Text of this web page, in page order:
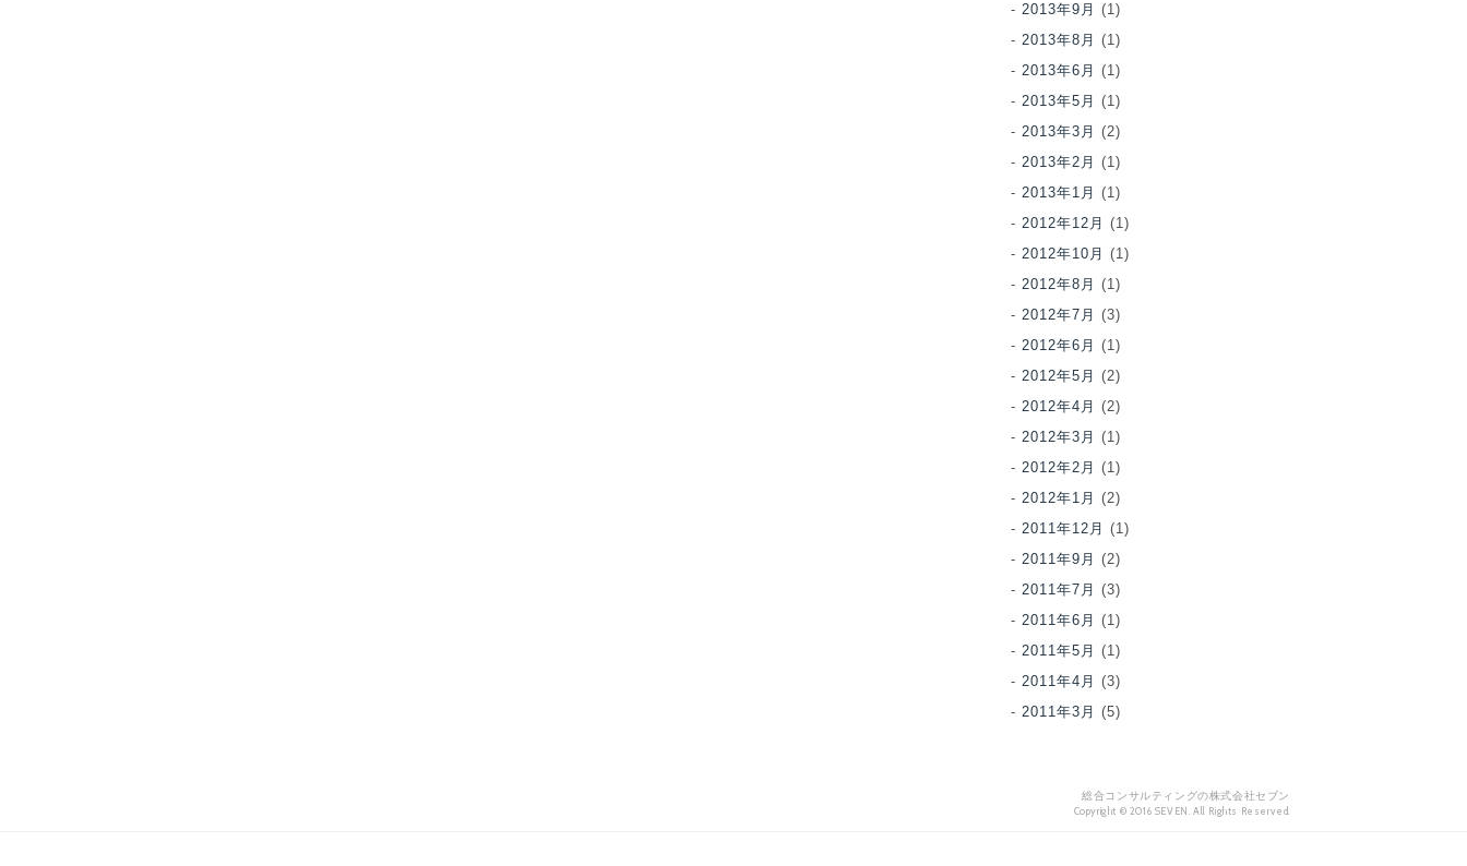
2013年9月 (1)
2013年8月 (1)
2013年6月 (1)
2013年5月 (1)
2013年3月 (2)
2013年2月 (1)
2013年1月 (1)
2012年12月 (1)
2012年10月 (1)
2012年8月 (1)
2012年7月 (3)
2012年6月 (1)
2012年5月 (2)
2012年4月 (2)
2012年3月 (1)
2012年2月 (1)
2012年1月 (2)
2011年12月 (1)
2011年9月 (2)
2011年7月 (3)
2011年6月 (1)
2011年5月 (1)
2011年4月 (3)
2011年3月 (5)
総合コンサルティングの株式会社セブン
Copyright © 2016 SEVEN. All Rights Reserved.